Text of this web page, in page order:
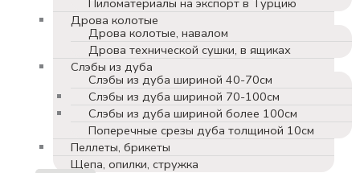
Дрова колотые
Дрова колотые, навалом
Дрова технической сушки, в ящиках
Слэбы из дуба
Слэбы из дуба шириной 40-70см
Слэбы из дуба шириной 70-100см
Слэбы из дуба шириной более 100см
Поперечные срезы дуба толщиной 10см
Пеллеты, брикеты
Щепа, опилки, стружка